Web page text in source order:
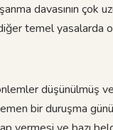
davasının çok
temel yasalarda
düşünülmüş
bir duruşma